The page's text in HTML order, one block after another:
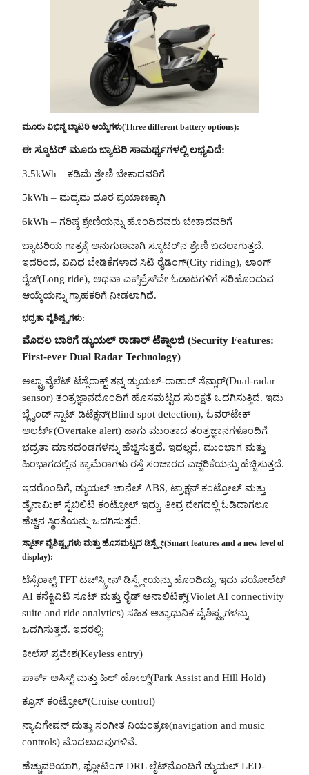
ಮೂರು ವಿಭಿನ್ನ ಬ್ಯಾಟರಿ ಆಯ್ಕೆಗಳು(Three different battery options):
ಈ ಸ್ಕೂಟರ್ ಮೂರು ಬ್ಯಾಟರಿ ಸಾಮರ್ಥ್ಯಗಳಲ್ಲಿ ಲಭ್ಯವಿದೆ:
3.5kWh – ಕಡಿಮೆ ಶ್ರೇಣಿ ಬೇಕಾದವರಿಗೆ
5kWh – ಮಧ್ಯಮ ದೂರ ಪ್ರಯಾಣಕ್ಕಾಗಿ
6kWh – ಗರಿಷ್ಠ ಶ್ರೇಣಿಯನ್ನು ಹೊಂದಿದವರು ಬೇಕಾದವರಿಗೆ
ಬ್ಯಾಟರಿಯ ಗಾತ್ರಕ್ಕೆ ಅನುಗುಣವಾಗಿ ಸ್ಕೂಟರ್‌ನ ಶ್ರೇಣಿ ಬದಲಾಗುತ್ತದೆ.
ಇದರಿಂದ, ವಿವಿಧ ಬೇಡಿಕೆಗಳಾದ ಸಿಟಿ ರೈಡಿಂಗ್(City riding), ಲಾಂಗ್
ರೈಡ್(Long ride), ಅಥವಾ ಎಕ್ಸ್‌ಪ್ರೆಸ್‌ವೇ ಓಡಾಟಗಳಿಗೆ ಸರಿಹೊಂದುವ
ಆಯ್ಕೆಯನ್ನು ಗ್ರಾಹಕರಿಗೆ ನೀಡಲಾಗಿದೆ.
ಭದ್ರತಾ ವೈಶಿಷ್ಟ್ಯಗಳು:
ಮೊದಲ ಬಾರಿಗೆ ಡ್ಯುಯಲ್ ರಾಡಾರ್ ಟೆಕ್ನಾಲಜಿ (Security Features:
First-ever Dual Radar Technology)
ಅಲ್ಟ್ರಾವೈಲೆಟ್ ಟೆಸ್ಸೆರಾಕ್ಟ್ ತನ್ನ ಡ್ಯುಯಲ್-ರಾಡಾರ್ ಸೆನ್ಸಾರ್(Dual-radar
sensor) ತಂತ್ರಜ್ಞಾನದೊಂದಿಗೆ ಹೊಸಮಟ್ಟದ ಸುರಕ್ಷತೆ ಒದಗಿಸುತ್ತಿದೆ. ಇದು
ಬ್ಲೈಂಡ್ ಸ್ಪಾಟ್ ಡಿಟೆಕ್ಷನ್(Blind spot detection), ಓವರ್‌ಟೇಕ್
ಅಲರ್ಟ್(Overtake alert) ಹಾಗು ಮುಂತಾದ ತಂತ್ರಜ್ಞಾನಗಳೊಂದಿಗೆ
ಭದ್ರತಾ ಮಾನದಂಡಗಳನ್ನು ಹೆಚ್ಚಿಸುತ್ತದೆ. ಇದಲ್ಲದೆ, ಮುಂಭಾಗ ಮತ್ತು
ಹಿಂಭಾಗದಲ್ಲಿನ ಕ್ಯಾಮೆರಾಗಳು ರಸ್ತೆ ಸಂಚಾರದ ಎಚ್ಚರಿಕೆಯನ್ನು ಹೆಚ್ಚಿಸುತ್ತದೆ.
ಇದರೊಂದಿಗೆ, ಡ್ಯುಯಲ್-ಚಾನೆಲ್ ABS, ಟ್ರಾಕ್ಷನ್ ಕಂಟ್ರೋಲ್ ಮತ್ತು
ಡೈನಾಮಿಕ್ ಸ್ಟೆಬಿಲಿಟಿ ಕಂಟ್ರೋಲ್ ಇದ್ದು, ತೀವ್ರ ವೇಗದಲ್ಲಿ ಓಡಿದಾಗಲೂ
ಹೆಚ್ಚಿನ ಸ್ಥಿರತೆಯನ್ನು ಒದಗಿಸುತ್ತದೆ.
ಸ್ಮಾರ್ಟ್ ವೈಶಿಷ್ಟ್ಯಗಳು ಮತ್ತು ಹೊಸಮಟ್ಟದ ಡಿಸ್ಪ್ಲೇ(Smart features and a new level of
display):
ಟೆಸ್ಸೆರಾಕ್ಟ್ TFT ಟಚ್‌ಸ್ಕ್ರೀನ್ ಡಿಸ್ಪ್ಲೇಯನ್ನು ಹೊಂದಿದ್ದು, ಇದು ವಯೋಲೆಟ್
AI ಕನೆಕ್ಟಿವಿಟಿ ಸೂಟ್ ಮತ್ತು ರೈಡ್ ಅನಾಲಿಟಿಕ್ಸ್(Violet AI connectivity
suite and ride analytics) ಸಹಿತ ಅತ್ಯಾಧುನಿಕ ವೈಶಿಷ್ಟ್ಯಗಳನ್ನು
ಒದಗಿಸುತ್ತದೆ. ಇದರಲ್ಲಿ:
ಕೀಲೆಸ್ ಪ್ರವೇಶ(Keyless entry)
ಪಾರ್ಕ್ ಅಸಿಸ್ಟ್ ಮತ್ತು ಹಿಲ್ ಹೋಲ್ಡ್(Park Assist and Hill Hold)
ಕ್ರೂಸ್ ಕಂಟ್ರೋಲ್(Cruise control)
ನ್ಯಾವಿಗೇಷನ್ ಮತ್ತು ಸಂಗೀತ ನಿಯಂತ್ರಣ(navigation and music
controls) ಮೊದಲಾದವುಗಳಿವೆ.
ಹೆಚ್ಚುವರಿಯಾಗಿ, ಫ್ಲೋಟಿಂಗ್ DRL ಲೈಟ್‌ನೊಂದಿಗೆ ಡ್ಯುಯಲ್ LED-